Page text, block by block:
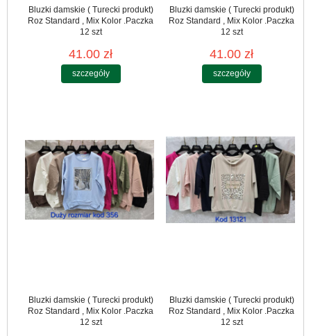
Bluzki damskie ( Turecki produkt)
Roz Standard , Mix Kolor .Paczka
12 szt
41.00 zł
szczegóły
Bluzki damskie ( Turecki produkt)
Roz Standard , Mix Kolor .Paczka
12 szt
41.00 zł
szczegóły
Bluzki damskie ( Turecki produkt)
Roz Standard , Mix Kolor .Paczka
12 szt
Bluzki damskie ( Turecki produkt)
Roz Standard , Mix Kolor .Paczka
12 szt